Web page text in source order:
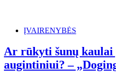
ĮVAIRENYBĖS
Ar rūkyti šunų kaulai
augintiniui? –